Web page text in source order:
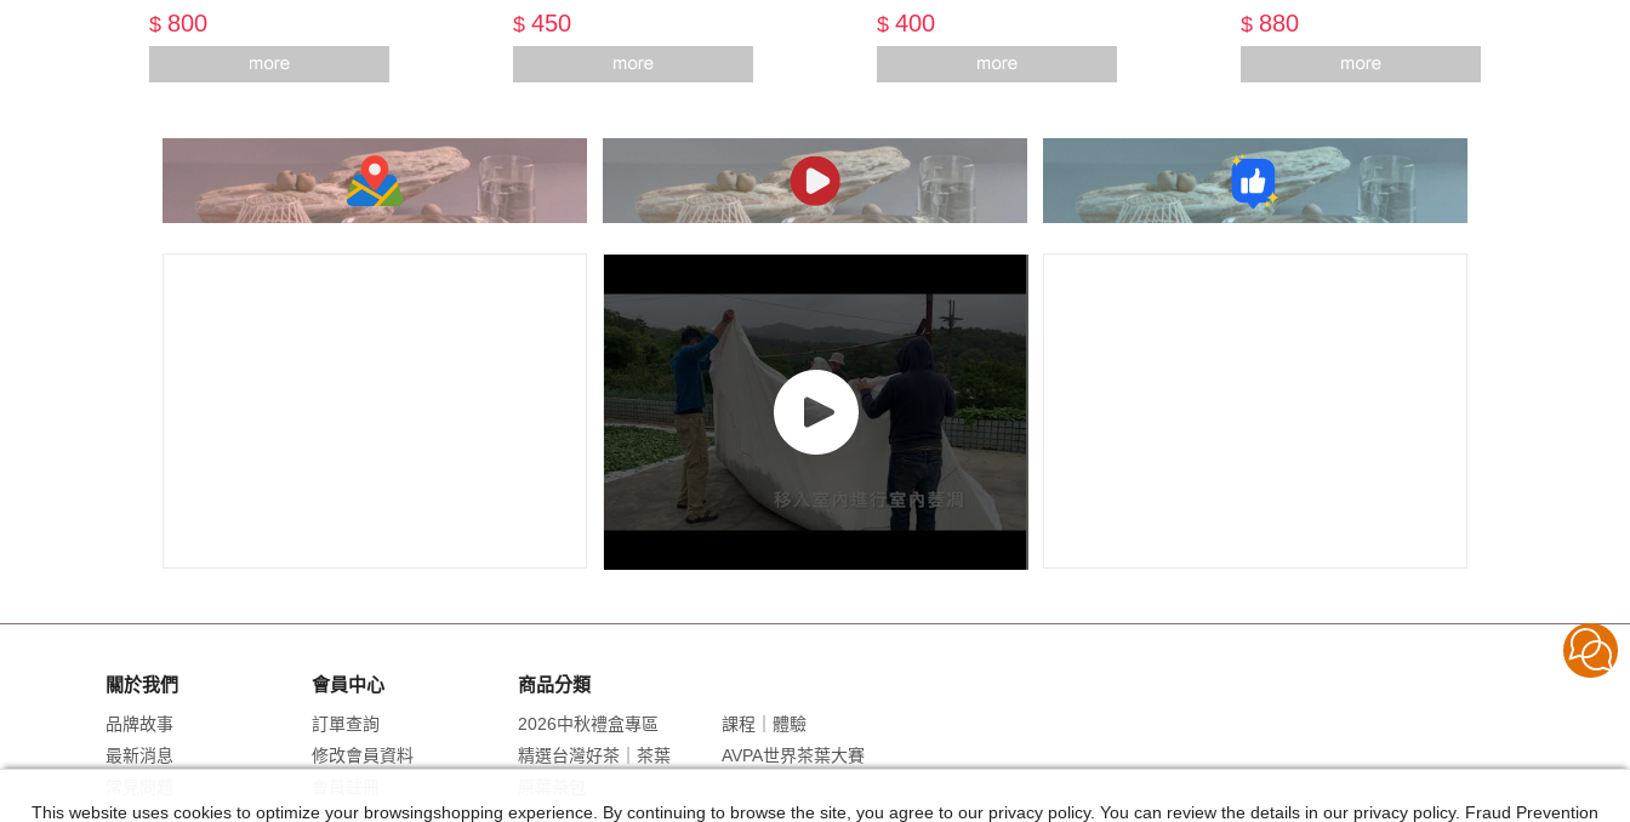
$ 800 $450 $400 $ 880
關於我們
品牌故事
最新消息
會員中心
訂單查詢
修改會員資料
商品分類
2026中秋禮盒專區
精選台灣好茶｜茶葉
課程｜體驗
AVPA世界茶葉大賽
This website uses cookies to optimize your browsingshopping experience. By continuing to browse the site, you agree to our privacy policy. You can review the details in our privacy policy. Fraud Prevention